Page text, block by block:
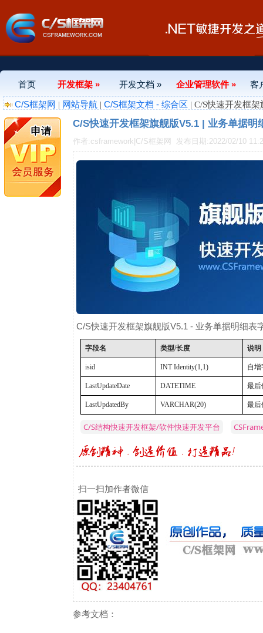
首页 开发框架 » 开发文档 » 企业管理软件 »
客
C/S框架网 | 网站导航 | C/S框架文档 - 综合区 | C/S快速开发框
C/S快速开发框架旗舰版V5.1 | 业务单据明
作者:csframework|C/S框架网 发布日期:2022/02/10
C/S快速开发框架旗舰版V5.1 - 业务单据明细表
字段名 类型/长度 说明
isid INT Identity(1,1) 自
LastUpdateDate DATETIME 最后
LastUpdatedBy VARCHAR(20) 最后
C/S结构快速开发框架/软件快速开发平台
扫一扫加作者微信
参考文档：